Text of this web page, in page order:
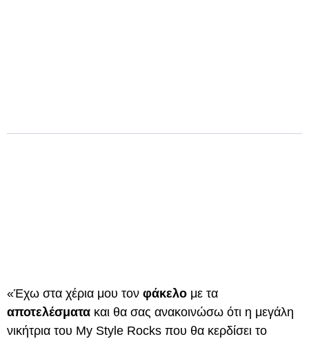
«Έχω στα χέρια μου τον φάκελο με τα
αποτελέσματα και θα σας ανακοινώσω ότι η μεγάλη
νικήτρια του My Style Rocks που θα κερδίσει το